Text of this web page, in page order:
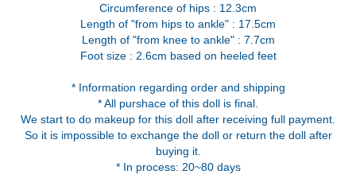
Circumference of hips : 12.3cm
Length of "from hips to ankle" : 17.5cm
Length of "from knee to ankle" : 7.7cm
Foot size : 2.6cm based on heeled feet
* Information regarding order and shipping
* All purshace of this doll is final.
We start to do makeup for this doll after receiving full payment.
So it is impossible to exchange the doll or return the doll after
buying it.
* In process: 20~80 days